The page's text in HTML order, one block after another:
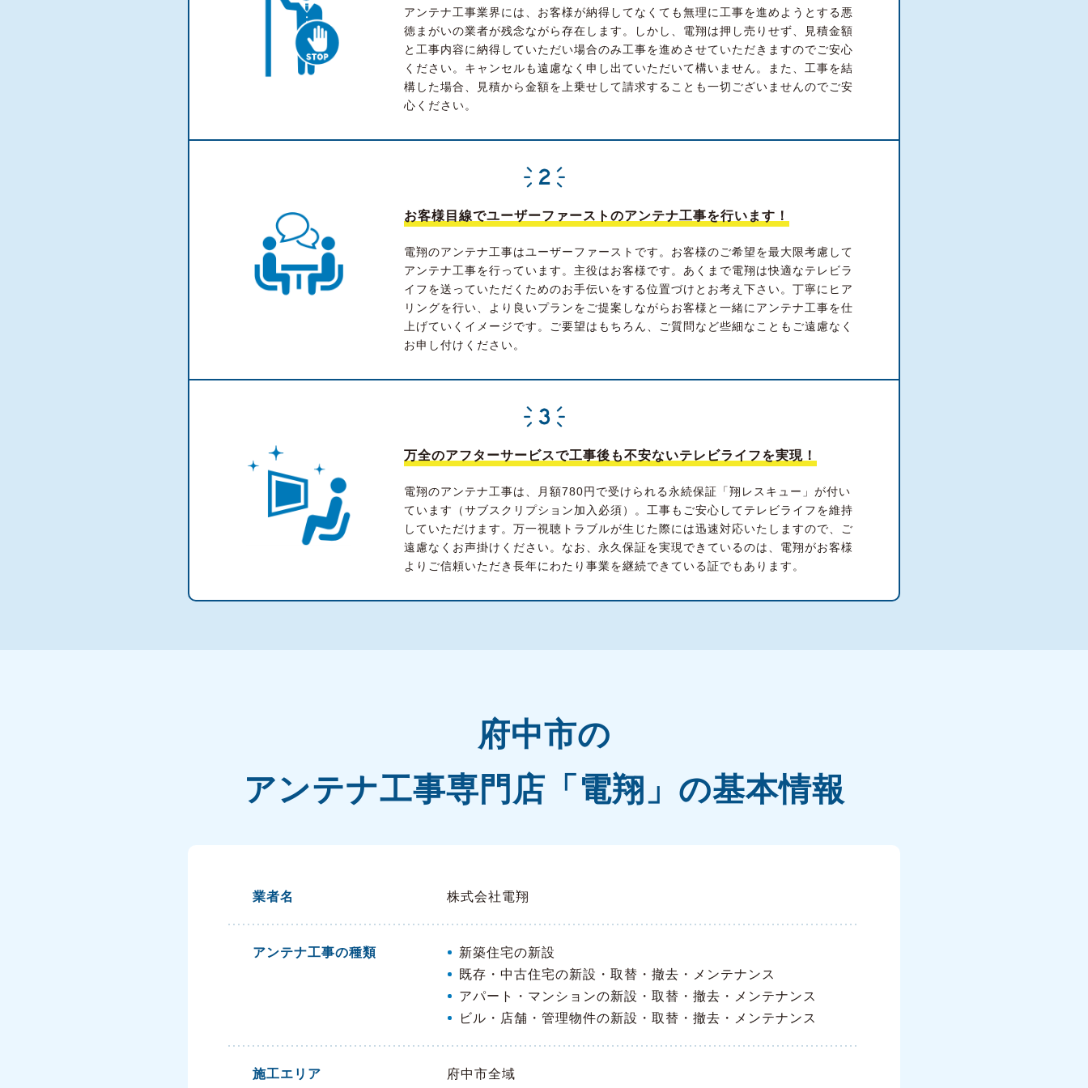
アンテナ工事業界には、お客様が納得してなくても無理に工事を進めようとする悪
徳まがいの業者が残念ながら存在します。しかし、電翔は押し売りせず、見積金額
と工事内容に納得していただい場合のみ工事を進めさせていただきますのでご安心
ください。キャンセルも遠慮なく申し出ていただいて構いません。また、工事を結
構した場合、見積から金額を上乗せして請求することも一切ございませんのでご安
心ください。
お客様目線でユーザーファーストのアンテナ工事を行います！
電翔のアンテナ工事はユーザーファーストです。お客様のご希望を最大限考慮して
アンテナ工事を行っています。主役はお客様です。あくまで電翔は快適なテレビラ
イフを送っていただくためのお手伝いをする位置づけとお考え下さい。丁寧にヒア
リングを行い、より良いプランをご提案しながらお客様と一緒にアンテナ工事を仕
上げていくイメージです。ご要望はもちろん、ご質問など些細なこともご遠慮なく
お申し付けください。
万全のアフターサービスで工事後も不安ないテレビライフを実現！
電翔のアンテナ工事は、月額780円で受けられる永続保証「翔レスキュー」が付い
ています（サブスクリプション加入必須）。工事もご安心してテレビライフを維持
していただけます。万一視聴トラブルが生じた際には迅速対応いたしますので、ご
遠慮なくお声掛けください。なお、永久保証を実現できているのは、電翔がお客様
よりご信頼いただき長年にわたり事業を継続できている証でもあります。
府中市の
アンテナ工事専門店「電翔」の基本情報
業者名 株式会社電翔
アンテナ工事の種類
新築住宅の新設
既存・中古住宅の新設・取替・撤去・メンテナンス
アパート・マンションの新設・取替・撤去・メンテナンス
ビル・店舗・管理物件の新設・取替・撤去・メンテナンス
施工エリア 府中市全域